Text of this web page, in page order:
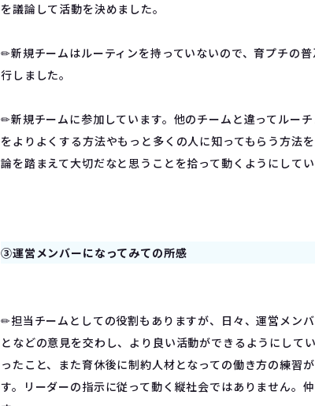
を議論して活動を決めました。
✏︎新規チームはルーティンを持っていないので、育プチの
行しました。
✏︎新規チームに参加しています。他のチームと違ってルー
をよりよくする方法やもっと多くの人に知ってもらう方法
論を踏まえて大切だなと思うことを拾って動くようにしてい
③運営メンバーになってみての所感
✏︎担当チームとしての役割もありますが、日々、運営メン
となどの意見を交わし、より良い活動ができるようにして
ったこと、また育休後に制約人材となっての働き方の練習
す。リーダーの指示に従って動く縦社会ではありません。